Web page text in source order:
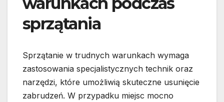
sprzątania
Sprzątanie w trudnych warunkach wymaga
zastosowania specjalistycznych technik oraz
narzędzi, które umożliwią skuteczne usunięcie
zabrudzeń. W przypadku miejsc mocno